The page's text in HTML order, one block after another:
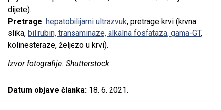
dijete).
Pretrage: hepatobilijarni ultrazvuk, pretrage krvi (krvna
slika, bilirubin, transaminaze, alkalna fosfataza, gama-GT,
kolinesteraze, željezo u krvi).
Izvor fotografije: Shutterstock
Datum objave članka: 18. 6. 2021.